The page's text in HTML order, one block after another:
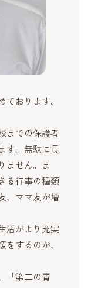
おります。
までの保護者
す。無駄に長
ません。ま
る行事の種類
、ママ友が増
活がより充実
するのが、
「第二の青